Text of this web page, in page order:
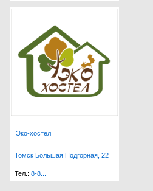
Эко-хостел
Томск Большая Подгорная, 22
Тел.: 8-8...